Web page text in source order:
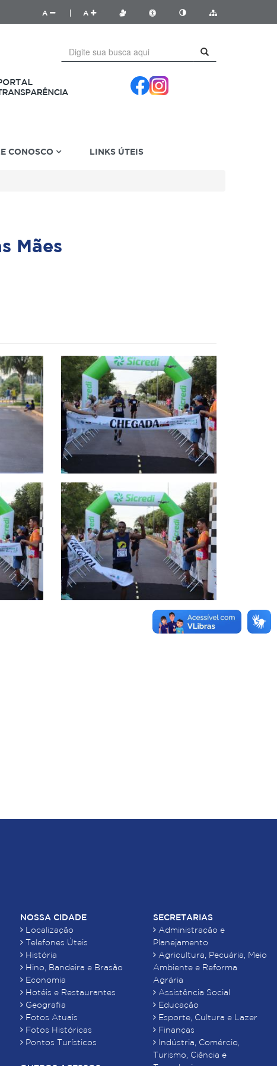
A A
CONOSCO LINKS ÚTEIS
Mães
NOSSA CIDADE
Localização
Telefones Úteis
História
Hino, Bandeira e Brasão
Economia
Hotéis e Restaurantes
Geografia
Fotos Atuais
Fotos Históricas
Pontos Turísticos
SECRETARIAS
Administração e
Planejamento
Agricultura, Pecuária, Meio
Ambiente e Reforma
Agrária
Assistência Social
Educação
Esporte, Cultura e Lazer
Finanças
Indústria, Comércio,
Turismo, Ciência e